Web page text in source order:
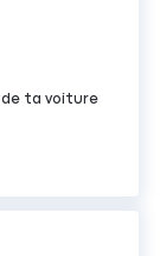
de ta voiture